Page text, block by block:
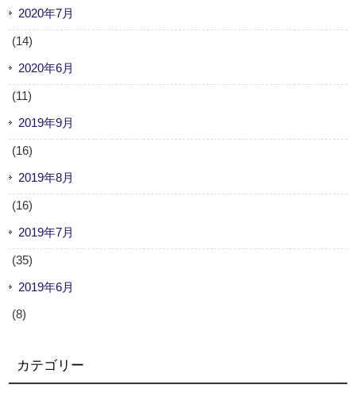
2020年7月
(14)
2020年6月
(11)
2019年9月
(16)
2019年8月
(16)
2019年7月
(35)
2019年6月
(8)
カテゴリー